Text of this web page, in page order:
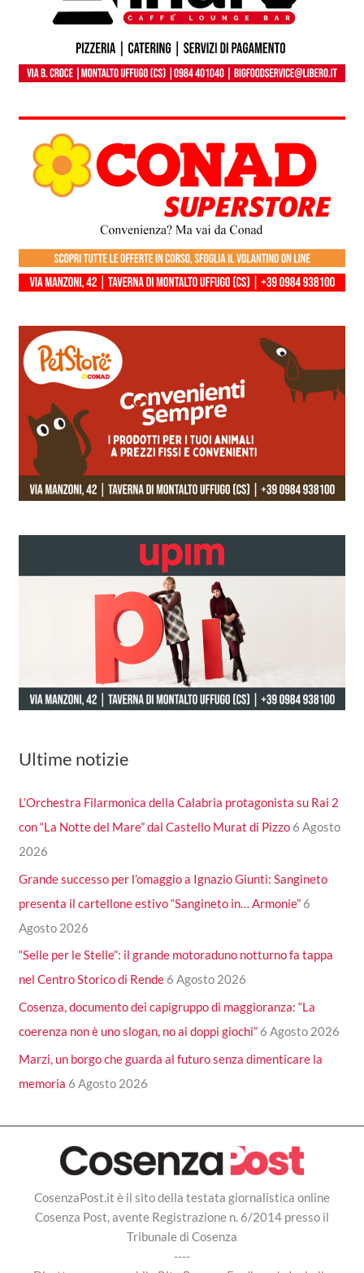
Ultime notizie
L’Orchestra Filarmonica della Calabria protagonista su Rai 2
con “La Notte del Mare” dal Castello Murat di Pizzo 6 Agosto
2026
Grande successo per l’omaggio a Ignazio Giunti: Sangineto
presenta il cartellone estivo “Sangineto in… Armonie” 6
Agosto 2026
“Selle per le Stelle”: il grande motoraduno notturno fa tappa
nel Centro Storico di Rende 6 Agosto 2026
Cosenza, documento dei capigruppo di maggioranza: “La
coerenza non è uno slogan, no ai doppi giochi” 6 Agosto 2026
Marzi, un borgo che guarda al futuro senza dimenticare la
memoria 6 Agosto 2026
CosenzaPost.it è il sito della testata giornalistica online
Cosenza Post, avente Registrazione n. 6/2014 presso il
Tribunale di Cosenza
----